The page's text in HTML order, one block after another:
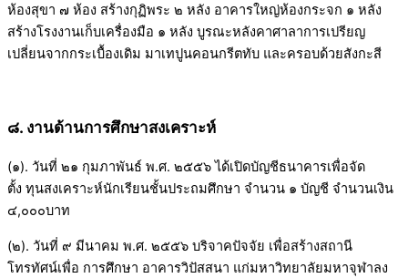
ห้องสุขา ๗ ห้อง สร้างกุฏิพระ ๒ หลัง อาคารใหญ่ห้องกระจก ๑ หลัง
สร้างโรงงานเก็บเครื่องมือ ๑ หลัง บูรณะหลังคาศาลาการเปรียญ
เปลี่ยนจากกระเบื้องเดิม มาเทปูนคอนกรีตทับ และครอบด้วยสังกะสี
๘. งานด้านการศึกษาสงเคราะห์
(๑). วันที่ ๒๑ กุมภาพันธ์ พ.ศ. ๒๕๕๖ ได้เปิดบัญชีธนาคารเพื่อจัด
ตั้ง ทุนสงเคราะห์นักเรียนชั้นประถมศึกษา จำนวน ๑ บัญชี จำนวนเงิน
๔,๐๐๐บาท
(๒). วันที่ ๙ มีนาคม พ.ศ. ๒๕๕๖ บริจาคปัจจัย เพื่อสร้างสถานี
โทรทัศน์เพื่อ การศึกษา อาคารวิปัสสนา แก่มหาวิทยาลัยมหาจุฬาลง